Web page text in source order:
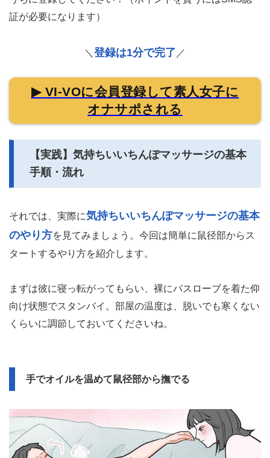
証が必要になります）
＼ 登録は1分で完了 ／
▶ VI-VOに会員登録して素人女子に
オナサポされる
【実践】気持ちいいちんぽマッサージの基本
手順・流れ
それでは、実際に気持ちいいちんぽマッサージの基本
のやり方を見てみましょう。今回は簡単に鼠径部からス
タートするやり方を紹介します。
まずは彼に寝っ転がってもらい、裸にバスローブを着た仰
向け状態でスタンバイ。部屋の温度は、脱いでも寒くない
くらいに調節しておいてくださいね。
手でオイルを温めて鼠径部から撫でる